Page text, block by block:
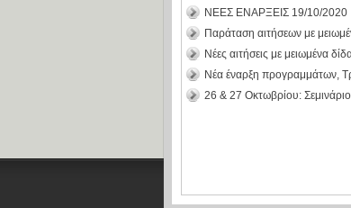
ΝΕΕΣ ΕΝΑΡΞΕΙΣ 19/10/2020
Παράταση αιτήσεων με
Νέες αιτήσεις με μειωμένα
Νέα έναρξη προγραμμάτων,
26 & 27 Οκτωβρίου: